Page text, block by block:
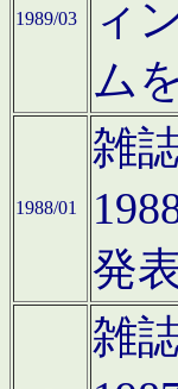
1989/03
ィ
ム
1988/01
雑
発表
雑